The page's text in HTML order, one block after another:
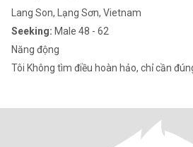
Lang Son, Lạng Sơn, Vietnam
Seeking: Male 48 - 62
Năng động
Tôi Không tìm điều hoàn hảo, chỉ cần